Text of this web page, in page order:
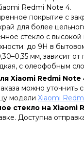
Redmi Note 4.
покрытие с
для более
стекло с высокой
до 9H в
мм, зависит от
с олеофобным
Xiaomi Redmi
можно уточнить
модели Xiaomi
стекло на Xiaomi
Доступна